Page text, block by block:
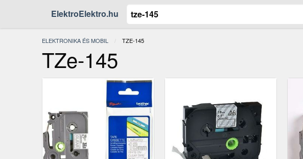
ElektroElektro.hu
ELEKTRONIKA ÉS MOBIL JELENLEGI:
TZE-145
TZe-145